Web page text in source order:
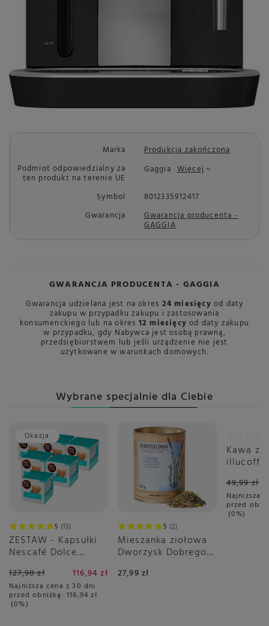
Marka
Produkcja zakończona
Podmiot odpowiedzialny za
ten produkt na terenie UE
Gaggia Więcej
Symbol
8012335912417
Gwarancja
Gwarancja producenta -
GAGGIA
GWARANCJA PRODUCENTA - GAGGIA
Gwarancja udzielana jest na okres 24 miesięcy od daty
zakupu w przypadku zakupu i zastosowania
konsumenckiego lub na okres 12 miesięcy od daty zakupu
w przypadku, gdy Nabywca jest osobą prawną,
przedsiębiorstwem lub jeśli urządzenie nie jest
użytkowane w warunkach domowych.
Wybrane specjalnie dla Ciebie
Okazja
5 13
ZESTAW - Kapsułki
Nescafé Dolce
6x16 sztuk
127,98 zł 116,94 zł
Najniższa cena z 30 dni
przed obniżką: 116,94 zł
0%
5 2
Mieszanka ziołowa
Dworzysk Dobrego
27,99 zł
Kawa
po łące
49,99 zł
Najniższa
przed
0%